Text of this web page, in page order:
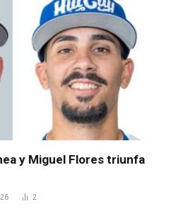
y Miguel Flores triunfa
2